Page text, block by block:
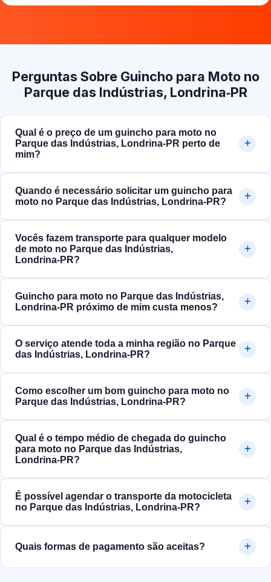
Perguntas Sobre Guincho para Moto no
Parque das Indústrias, Londrina‑PR
Qual é o preço de um guincho para moto no
Parque das Indústrias, Londrina‑PR perto de
mim?
Quando é necessário solicitar um guincho para
moto no Parque das Indústrias, Londrina‑PR?
Vocês fazem transporte para qualquer modelo
de moto no Parque das Indústrias,
Londrina‑PR?
Guincho para moto no Parque das Indústrias,
Londrina‑PR próximo de mim custa menos?
O serviço atende toda a minha região no Parque
das Indústrias, Londrina‑PR?
Como escolher um bom guincho para moto no
Parque das Indústrias, Londrina‑PR?
Qual é o tempo médio de chegada do guincho
para moto no Parque das Indústrias,
Londrina‑PR?
É possível agendar o transporte da motocicleta
no Parque das Indústrias, Londrina‑PR?
Quais formas de pagamento são aceitas?